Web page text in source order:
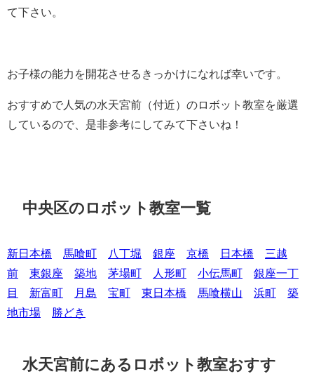
て下さい。
お子様の能力を開花させるきっかけになれば幸いです。
おすすめで人気の水天宮前（付近）のロボット教室を厳選
しているので、是非参考にしてみて下さいね！
中央区のロボット教室一覧
新日本橋 馬喰町 八丁堀 銀座 京橋 日本橋
三越
前
東銀座 築地 茅場町 人形町 小伝馬町
銀座一丁
目
新富町 月島 宝町 東日本橋 馬喰横山 浜町
築
地市場
勝どき
水天宮前にあるロボット教室おすす